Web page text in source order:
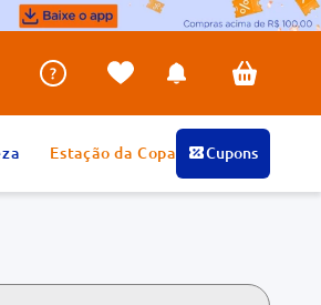
Estação da Copa Cupons